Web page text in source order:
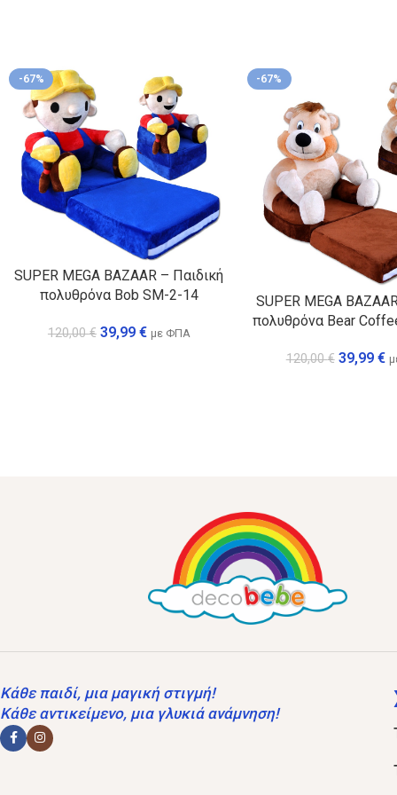
-67%
SUPER MEGA BAZAAR – Παιδική
πολυθρόνα Bob SM-2-14
120,00€ 39,99 € με ΦΠΑ
-67%
SUPER MEGA
πολυθρόνα Bear
120,00€ 39,99 €
Κάθε παιδί, μια μαγική στιγμή!
Κάθε αντικείμενο, μια γλυκιά ανάμνηση!